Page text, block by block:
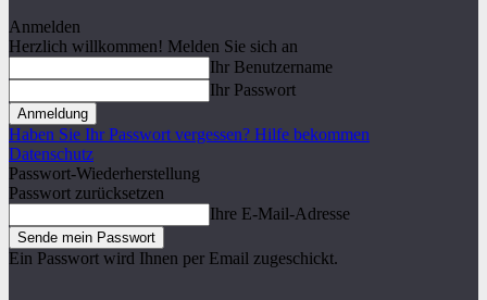
Anmelden
Herzlich willkommen! Melden Sie sich an
Ihr Benutzername
Ihr Passwort
Haben Sie Ihr Passwort vergessen? Hilfe bekommen
Datenschutz
Passwort-Wiederherstellung
Passwort zurücksetzen
Ihre E-Mail-Adresse
Ein Passwort wird Ihnen per Email zugeschickt.